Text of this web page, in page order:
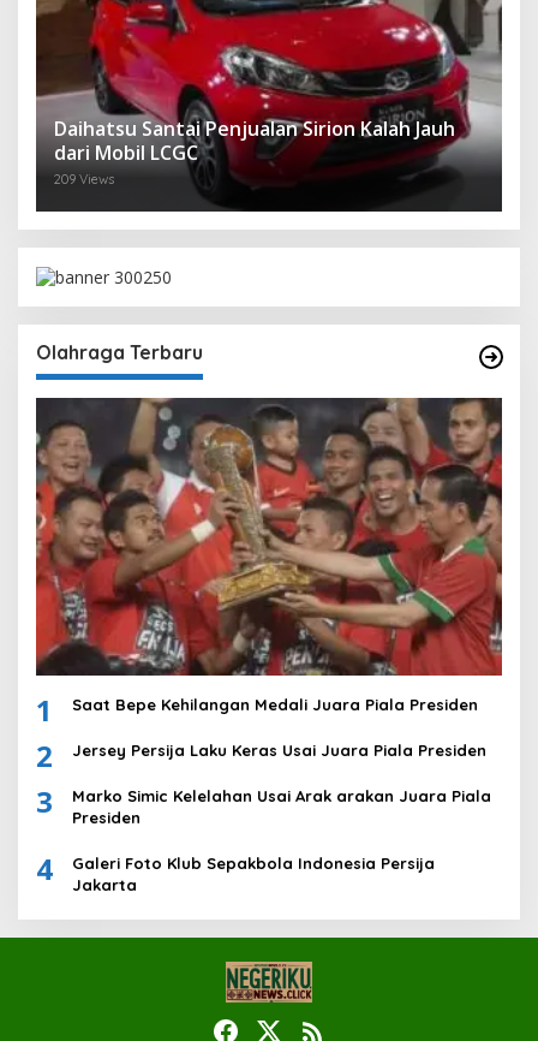
Daihatsu Santai Penjualan Sirion Kalah Jauh
dari Mobil LCGC
209 Views
Olahraga Terbaru
1 Saat Bepe Kehilangan Medali Juara Piala Presiden
2 Jersey Persija Laku Keras Usai Juara Piala Presiden
3
Marko Simic Kelelahan Usai Arak arakan Juara Piala
Presiden
4
Galeri Foto Klub Sepakbola Indonesia Persija
Jakarta